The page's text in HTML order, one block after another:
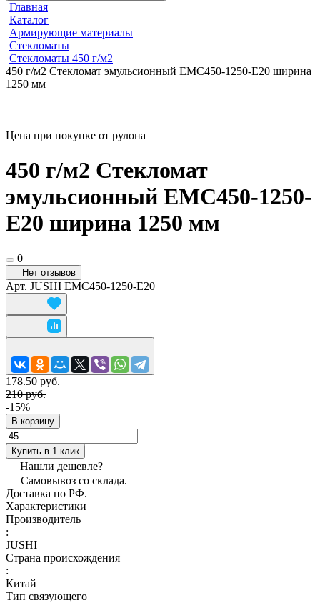
Главная
Каталог
Армирующие материалы
Стекломаты
Стекломаты 450 г/м2
450 г/м2 Стекломат эмульсионный ЕМС450-1250-E20 ширина
1250 мм
Цена при покупке от рулона
450 г/м2 Стекломат
эмульсионный ЕМС450-1250-
E20 ширина 1250 мм
0
Нет отзывов
Арт. JUSHI ЕМС450-1250-E20
178.50 руб.
210 руб.
-15%
В корзину
Купить в 1 клик
Нашли дешевле?
Самовывоз со склада.
Доставка по РФ.
Характеристики
Производитель
:
JUSHI
Страна происхождения
:
Китай
Тип связующего